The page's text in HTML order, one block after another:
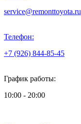
service@remonttoyota.ru
Телефон:
+7 (926) 844-85-45
График работы:
10:00 - 20:00